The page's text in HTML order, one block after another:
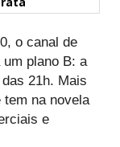
o canal de
plano B: a
21h. Mais
tem na novela
e